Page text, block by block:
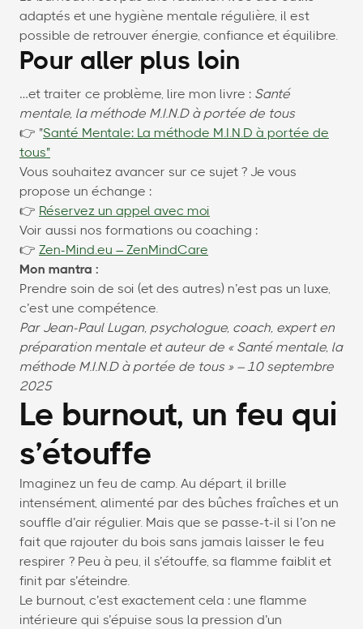
adaptés et une hygiène mentale régulière, il est
possible de retrouver énergie, confiance et équilibre.
Pour aller plus loin
…et traiter ce problème, lire mon livre : Santé
mentale, la méthode M.I.N.D à portée de tous
👉 "Santé Mentale: La méthode M.I.N.D à portée de
tous"
Vous souhaitez avancer sur ce sujet ? Je vous
propose un échange :
👉 Réservez un appel avec moi
Voir aussi nos formations ou coaching :
👉 Zen-Mind.eu – ZenMindCare
Mon mantra :
Prendre soin de soi (et des autres) n’est pas un luxe,
c’est une compétence.
Par Jean-Paul Lugan, psychologue, coach, expert en
préparation mentale et auteur de « Santé mentale, la
méthode M.I.N.D à portée de tous » – 10 septembre
2025
Le burnout, un feu qui
s’étouffe
Imaginez un feu de camp. Au départ, il brille
intensément, alimenté par des bûches fraîches et un
souffle d’air régulier. Mais que se passe-t-il si l’on ne
fait que rajouter du bois sans jamais laisser le feu
respirer ? Peu à peu, il s’étouffe, sa flamme faiblit et
finit par s’éteindre.
Le burnout, c’est exactement cela : une flamme
intérieure qui s’épuise sous la pression d’un